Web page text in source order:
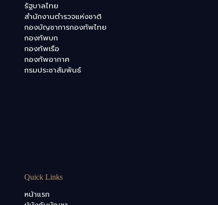
รัฐบาลไทย
สำนักงานตำรวจแห่งชาติ
กองบัญชาการกองทัพไทย
กองทัพบก
กองทัพเรือ
กองทัพอากาศ
กรมประชาสัมพันธ์
Quick Links
หน้าแรก